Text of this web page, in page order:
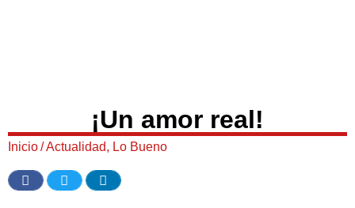
¡Un amor real!
Inicio/Actualidad, Lo Bueno